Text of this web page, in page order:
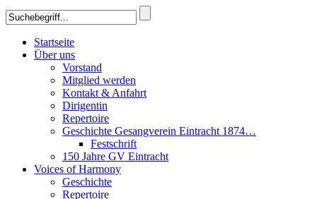
Startseite
Über uns
Vorstand
Mitglied werden
Kontakt & Anfahrt
Dirigentin
Repertoire
Geschichte Gesangverein Eintracht 1874…
Festschrift
150 Jahre GV Eintracht
Voices of Harmony
Geschichte
Repertoire